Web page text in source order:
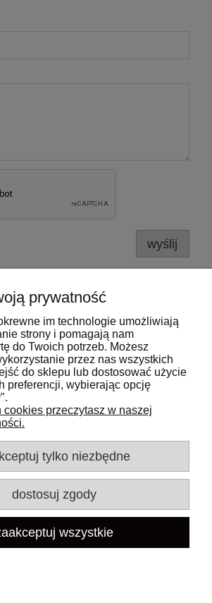
wyślij
Pomoc
Moje konto
Płatności i dostawa
O nas
Kontakt:
tel: +48 660 884 100
mail:sklep@janexserwis.pl
prywatność
im technologie umożliwiają
strony i pomagają nam
do Twoich potrzeb. Możesz
przez nas wszystkich
do sklepu lub dostosować użycie
preferencji, wybierając opcję
przeczytasz w naszej
tylko niezbędne
dostosuj zgody
wszystkie